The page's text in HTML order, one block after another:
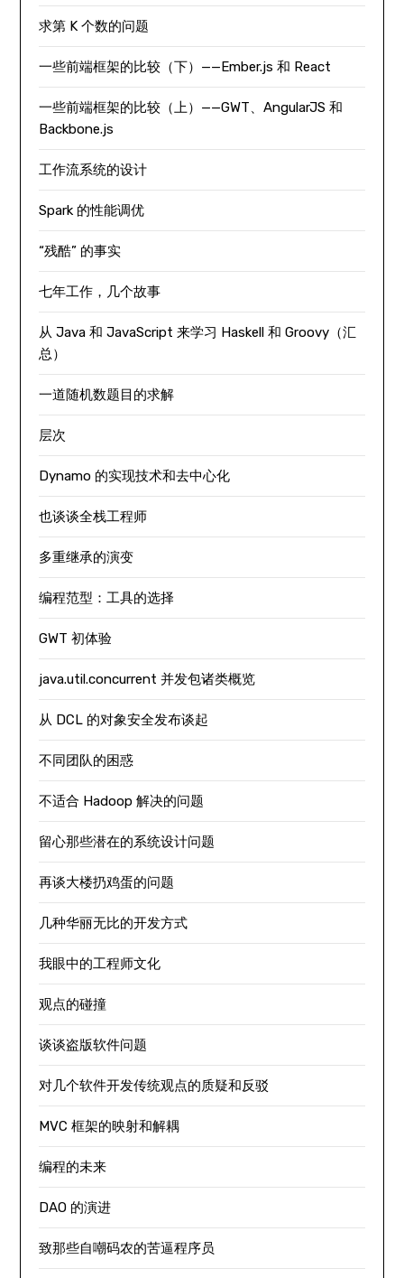
求第 K 个数的问题
一些前端框架的比较（下）——Ember.js 和 React
一些前端框架的比较（上）——GWT、AngularJS 和
Backbone.js
工作流系统的设计
Spark 的性能调优
“残酷” 的事实
七年工作，几个故事
从 Java 和 JavaScript 来学习 Haskell 和 Groovy（汇
总）
一道随机数题目的求解
层次
Dynamo 的实现技术和去中心化
也谈谈全栈工程师
多重继承的演变
编程范型：工具的选择
GWT 初体验
java.util.concurrent 并发包诸类概览
从 DCL 的对象安全发布谈起
不同团队的困惑
不适合 Hadoop 解决的问题
留心那些潜在的系统设计问题
再谈大楼扔鸡蛋的问题
几种华丽无比的开发方式
我眼中的工程师文化
观点的碰撞
谈谈盗版软件问题
对几个软件开发传统观点的质疑和反驳
MVC 框架的映射和解耦
编程的未来
DAO 的演进
致那些自嘲码农的苦逼程序员